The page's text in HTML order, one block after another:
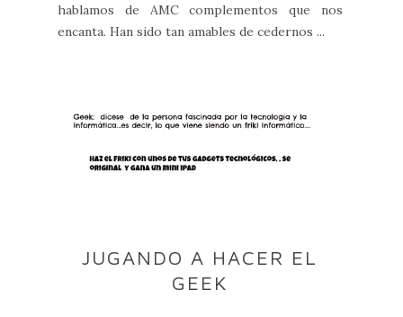
hablamos de AMC complementos que nos
encanta. Han sido tan amables de cedernos ...
JUGANDO A HACER EL
GEEK